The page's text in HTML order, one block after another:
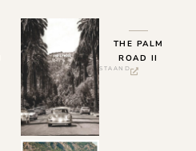
THE PALM
ROAD II
STAAND